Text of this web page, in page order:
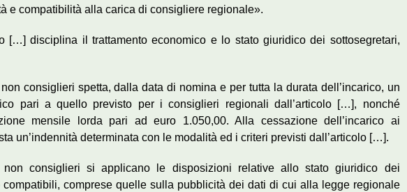
e compatibilità alla carica di consigliere regionale».
[…] disciplina il trattamento economico e lo stato giuridico dei sottosegretari,
consiglieri spetta, dalla data di nomina e per tutta la durata dell’incarico, un
pari a quello previsto per i consiglieri regionali dall’articolo […], nonché
mensile lorda pari ad euro 1.050,00. Alla cessazione dell’incarico ai
un’indennità determinata con le modalità ed i criteri previsti dall’articolo […].
non consiglieri si applicano le disposizioni relative allo stato giuridico dei
comprese quelle sulla pubblicità dei dati di cui alla legge regionale